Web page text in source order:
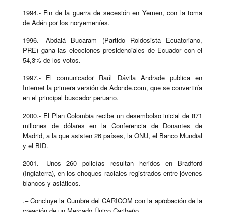
1994.- Fin de la guerra de secesión en Yemen, con la toma
de Adén por los noryemeníes.
1996.- Abdalá Bucaram (Partido Roldosista Ecuatoriano,
PRE) gana las elecciones presidenciales de Ecuador con el
54,3% de los votos.
1997.- El comunicador Raúl Dávila Andrade publica en
Internet la primera versión de Adonde.com, que se convertiría
en el principal buscador peruano.
2000.- El Plan Colombia recibe un desembolso inicial de 871
millones de dólares en la Conferencia de Donantes de
Madrid, a la que asisten 26 países, la ONU, el Banco Mundial
y el BID.
2001.- Unos 260 policías resultan heridos en Bradford
(Inglaterra), en los choques raciales registrados entre jóvenes
blancos y asiáticos.
.– Concluye la Cumbre del CARICOM con la aprobación de la